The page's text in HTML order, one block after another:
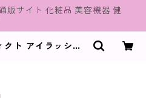
販サイト 化粧品 美容機器 健
クト アイラッシュ